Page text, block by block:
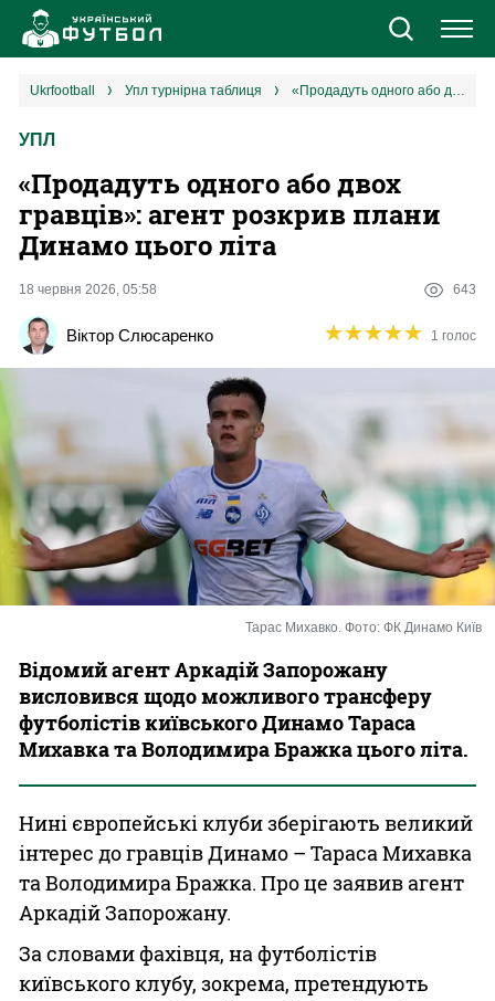
Новини
Єврокубки
УПЛ
2 ліга
Різне
Букмекери
Казино
ukrfootball упл турнірна таблиця «Продадуть одного або двох гравців»: агент розкрив плани Динамо цього літа
УПЛ
«Продадуть одного або двох
гравців»: агент розкрив плани
Динамо цього літа
18 червня 2026, 05:58 643
Віктор Слюсаренко ★★★★★
★★★★★ 1 голос
Тарас Михавко. Фото: ФК Динамо Київ
Відомий агент Аркадій Запорожану
висловився щодо можливого трансферу
футболістів київського Динамо Тараса
Михавка та Володимира Бражка цього літа.
Нині європейські клуби зберігають великий
інтерес до гравців Динамо – Тараса Михавка
та Володимира Бражка. Про це заявив агент
Аркадій Запорожану.
За словами фахівця, на футболістів
київського клубу, зокрема, претендують